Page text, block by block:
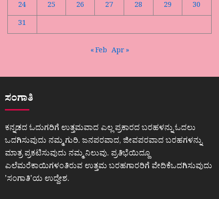
24
25 26 27 28 29
30
31
« Feb Apr »
ಸಂಗಾತಿ
ಕನ್ನಡದ ಓದುಗರಿಗೆ ಉತ್ತಮವಾದ ಎಲ್ಲ ಪ್ರಕಾರದ ಬರಹಳನ್ನು ಓದಲು
ಒದಗಿಸುವುದು ನಮ್ಮ ಗುರಿ. ಜನಪರವಾದ, ಜೀವಪರವಾದ ಬರಹಗಳನ್ನು
ಮಾತ್ರ ಪ್ರಕಟಿಸುವುದು ನಮ್ಮ ನಿಲುವು. ಪ್ರತಿಭೆಯಿದ್ದೂ
ಎಲೆಮರೆಕಾಯಿಗಳಂತಿರುವ ಉತ್ತಮ ಬರಹಗಾರರಿಗೆ ವೇದಿಕೆಒದಗಿಸುವುದು
ʼಸಂಗಾತಿʼಯ ಉದ್ದೇಶ.